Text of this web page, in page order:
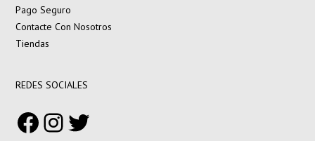
Pago Seguro
Contacte Con Nosotros
Tiendas
REDES SOCIALES
Facebook
Instagram
Twitter